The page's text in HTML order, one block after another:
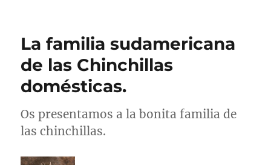
La familia sudamericana
de las Chinchillas
domésticas.
Os presentamos a la bonita familia de
las chinchillas.